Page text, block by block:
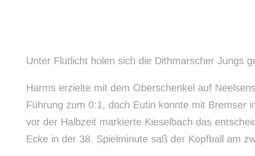
Unter Flutlicht holen sich die Dithmarscher Jungs
Harms erzielte mit dem Oberschenkel auf
Führung zum 0:1, doch Eutin konnte mit Bremser
vor der Halbzeit markierte Kieselbach das
Ecke in der 38. Spielminute saß der Kopfball am